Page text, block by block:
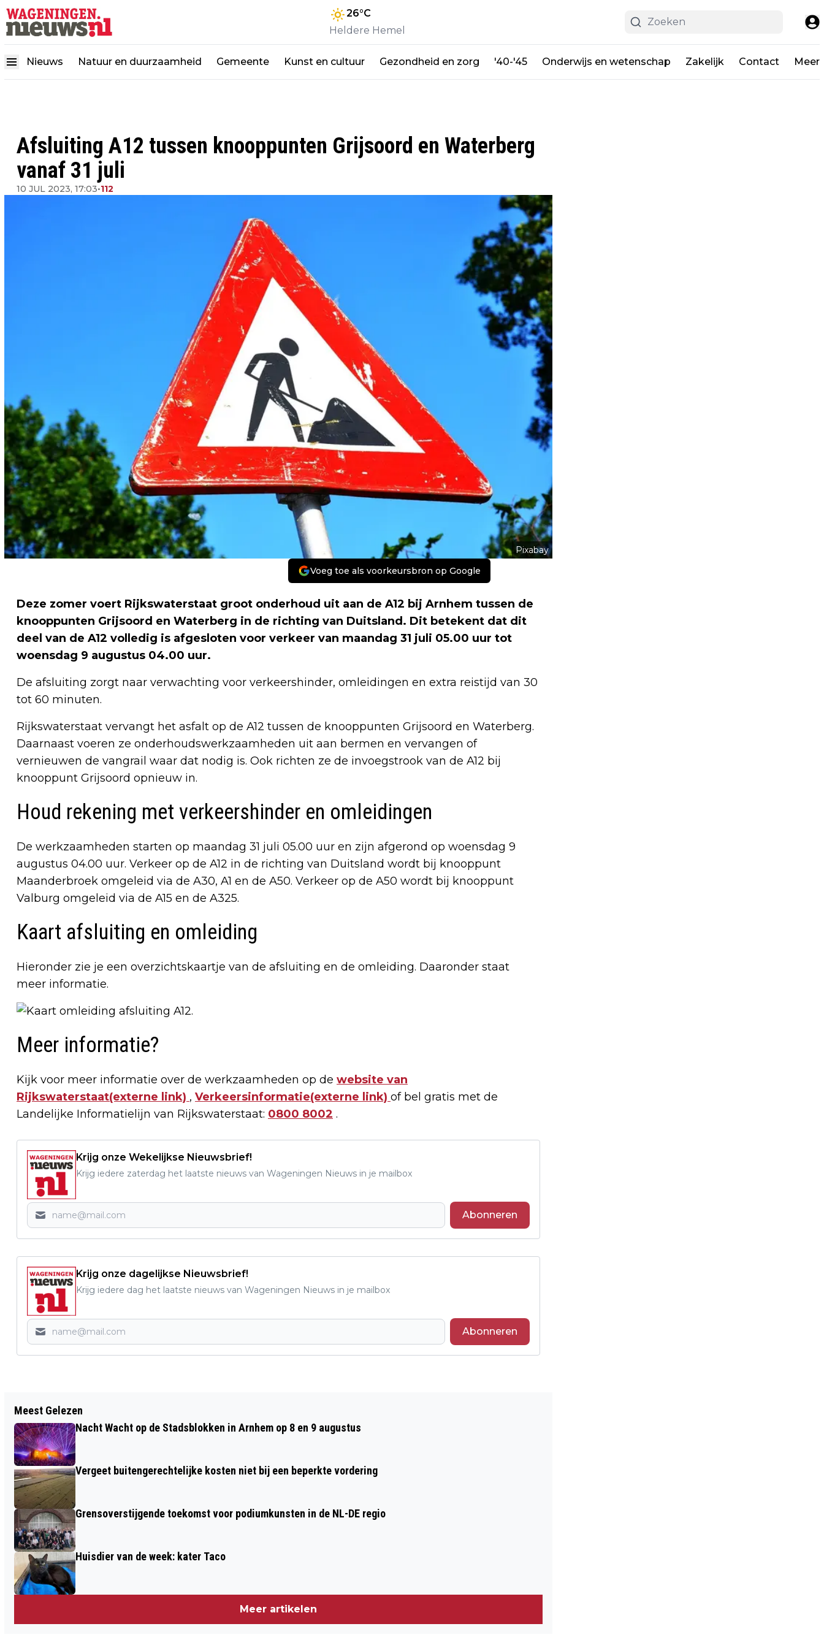
26°C
Heldere Hemel
Nieuws Natuur en duurzaamheid Gemeente Kunst en cultuur Gezondheid en zorg '40-'45 Onderwijs en wetenschap Zakelijk Contact Meer
Afsluiting A12 tussen knooppunten Grijsoord en Waterberg
vanaf 31 juli
10 JUL 2023, 17:03•112
Pixabay
Voeg toe als voorkeursbron op Google
Deze zomer voert Rijkswaterstaat groot onderhoud uit aan de A12 bij Arnhem tussen de
knooppunten Grijsoord en Waterberg in de richting van Duitsland. Dit betekent dat dit
deel van de A12 volledig is afgesloten voor verkeer van maandag 31 juli 05.00 uur tot
woensdag 9 augustus 04.00 uur.
De afsluiting zorgt naar verwachting voor verkeershinder, omleidingen en extra reistijd van 30
tot 60 minuten.
Rijkswaterstaat vervangt het asfalt op de A12 tussen de knooppunten Grijsoord en Waterberg.
Daarnaast voeren ze onderhoudswerkzaamheden uit aan bermen en vervangen of
vernieuwen de vangrail waar dat nodig is. Ook richten ze de invoegstrook van de A12 bij
knooppunt Grijsoord opnieuw in.
Houd rekening met verkeershinder en omleidingen
De werkzaamheden starten op maandag 31 juli 05.00 uur en zijn afgerond op woensdag 9
augustus 04.00 uur. Verkeer op de A12 in de richting van Duitsland wordt bij knooppunt
Maanderbroek omgeleid via de A30, A1 en de A50. Verkeer op de A50 wordt bij knooppunt
Valburg omgeleid via de A15 en de A325.
Kaart afsluiting en omleiding
Hieronder zie je een overzichtskaartje van de afsluiting en de omleiding. Daaronder staat
meer informatie.
Meer informatie?
Kijk voor meer informatie over de werkzaamheden op de website van
Rijkswaterstaat(externe link) , Verkeersinformatie(externe link) of bel gratis met de
Landelijke Informatielijn van Rijkswaterstaat: 0800 8002 .
Krijg onze Wekelijkse Nieuwsbrief!
Krijg iedere zaterdag het laatste nieuws van Wageningen Nieuws in je mailbox
Abonneren
Krijg onze dagelijkse Nieuwsbrief!
Krijg iedere dag het laatste nieuws van Wageningen Nieuws in je mailbox
Abonneren
KONINKLIJK PAAR OP STREEKBEZOEK IN
WAGENINGEN
ZOMEREVENEMENTEN BIJ OMROEP
Meest Gelezen
Nacht Wacht op de Stadsblokken in Arnhem op 8 en 9 augustus
Vergeet buitengerechtelijke kosten niet bij een beperkte vordering
Grensoverstijgende toekomst voor podiumkunsten in de NL-DE regio
Huisdier van de week: kater Taco
Meer artikelen